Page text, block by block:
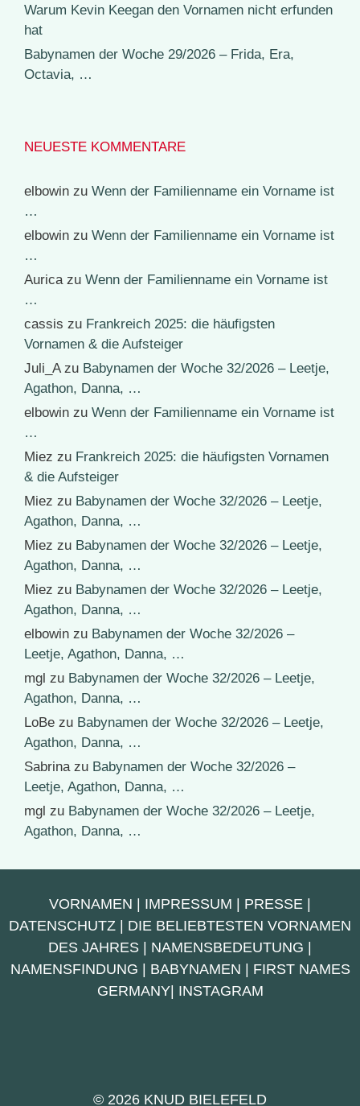
Warum Kevin Keegan den Vornamen nicht erfunden
hat
Babynamen der Woche 29/2026 – Frida, Era,
Octavia, …
NEUESTE KOMMENTARE
elbowin zu Wenn der Familienname ein Vorname ist
…
elbowin zu Wenn der Familienname ein Vorname ist
…
Aurica zu Wenn der Familienname ein Vorname ist
…
cassis zu Frankreich 2025: die häufigsten
Vornamen & die Aufsteiger
Juli_Azu Babynamen der Woche 32/2026 – Leetje,
Agathon, Danna, …
elbowin zu Wenn der Familienname ein Vorname ist
…
Miez zu Frankreich 2025: die häufigsten Vornamen
& die Aufsteiger
Miez zu Babynamen der Woche 32/2026 – Leetje,
Agathon, Danna, …
Miez zu Babynamen der Woche 32/2026 – Leetje,
Agathon, Danna, …
Miez zu Babynamen der Woche 32/2026 – Leetje,
Agathon, Danna, …
elbowin zu Babynamen der Woche 32/2026 –
Leetje, Agathon, Danna, …
mgl zu Babynamen der Woche 32/2026 – Leetje,
Agathon, Danna, …
LoBe zu Babynamen der Woche 32/2026 – Leetje,
Agathon, Danna, …
Sabrina zu Babynamen der Woche 32/2026 –
Leetje, Agathon, Danna, …
mgl zu Babynamen der Woche 32/2026 – Leetje,
Agathon, Danna, …
VORNAMEN | IMPRESSUM | PRESSE |
DATENSCHUTZ | DIE BELIEBTESTEN VORNAMEN
DES JAHRES | NAMENSBEDEUTUNG |
NAMENSFINDUNG | BABYNAMEN | FIRST NAMES
GERMANY| INSTAGRAM
© 2026 KNUD BIELEFELD